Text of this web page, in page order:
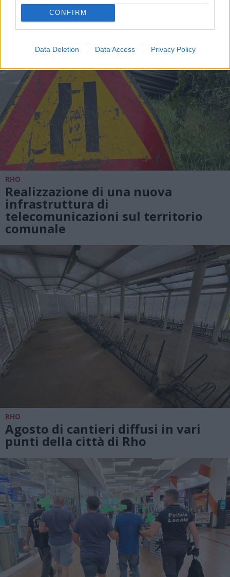
CONFIRM
Data Deletion Data Access Privacy Policy
RHO
Realizzazione di una nuova
infrastruttura di
telecomunicazioni sul territorio
comunale
RHO
Agosto di cantieri diffusi in vari
punti della città di Rho